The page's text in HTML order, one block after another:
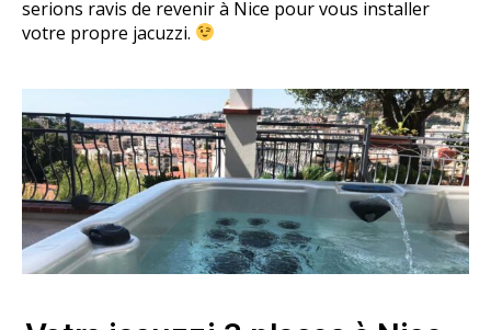
serions ravis de revenir à Nice pour vous installer
votre propre jacuzzi.